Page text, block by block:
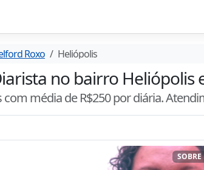
Roxo Heliópolis
no bairro Heliópolis
média de R$250por diária.